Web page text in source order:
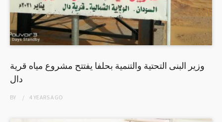
وزير البنى التحتية والتنمية بحلفا يفتتح مشروع مياه قرية
دال
BY 4 YEARSAGO